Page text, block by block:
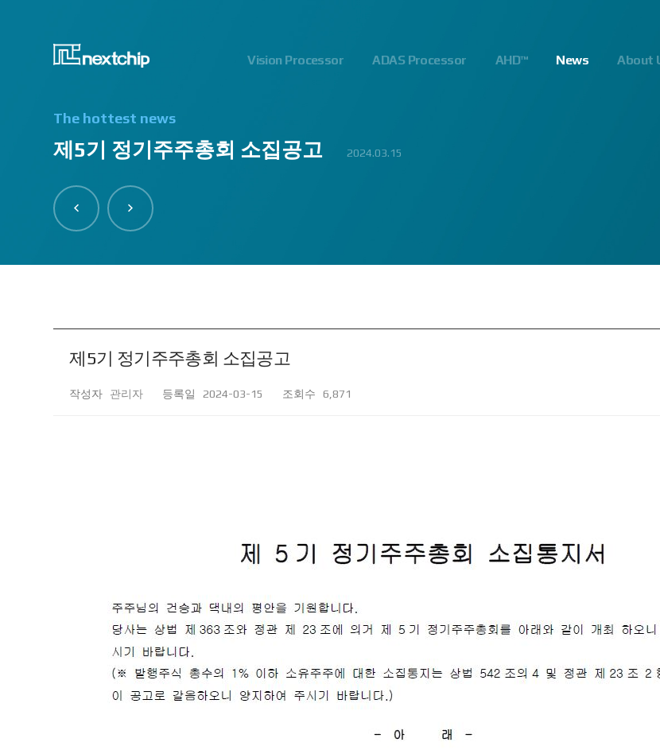
Vision Processor ADAS Processor AHD™ News About
The hottest news
제5기 정기주주총회 소집공고 2024.03.15
2023.06.13
제5기 정기주주총회 소집공고
작성자 관리자 등록일 2024-03-15 조회수 6,871